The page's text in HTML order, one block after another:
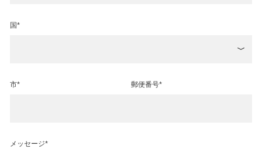
国*
市* 郵便番号*
メッセージ*